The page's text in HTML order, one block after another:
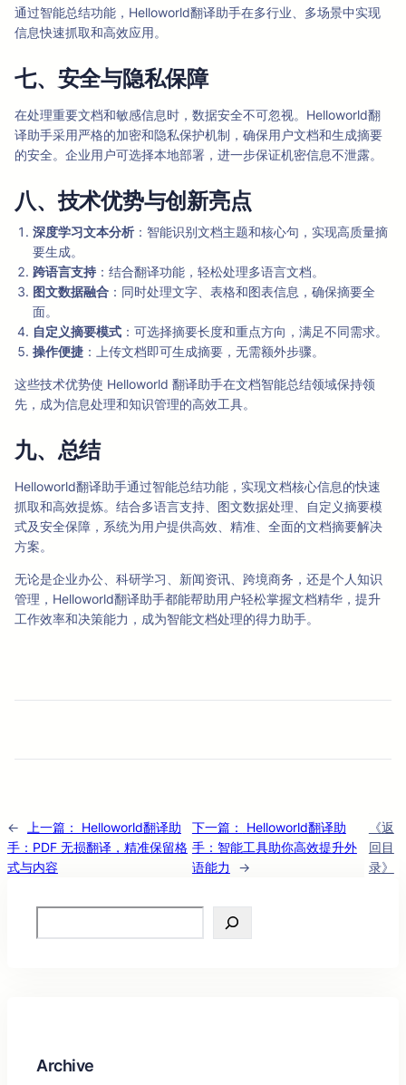
通过智能总结功能，Helloworld翻译助手在多行业、多场景中实现
信息快速抓取和高效应用。
七、安全与隐私保障
在处理重要文档和敏感信息时，数据安全不可忽视。Helloworld翻
译助手采用严格的加密和隐私保护机制，确保用户文档和生成摘要
的安全。企业用户可选择本地部署，进一步保证机密信息不泄露。
八、技术优势与创新亮点
深度学习文本分析 ：智能识别文档主题和核心句，实现高质量摘
要生成。
跨语言支持 ：结合翻译功能，轻松处理多语言文档。
图文数据融合 ：同时处理文字、表格和图表信息，确保摘要全
面。
自定义摘要模式 ：可选择摘要长度和重点方向，满足不同需求。
操作便捷 ：上传文档即可生成摘要，无需额外步骤。
这些技术优势使 Helloworld 翻译助手在文档智能总结领域保持领
先，成为信息处理和知识管理的高效工具。
九、总结
Helloworld翻译助手通过智能总结功能，实现文档核心信息的快速
抓取和高效提炼。结合多语言支持、图文数据处理、自定义摘要模
式及安全保障，系统为用户提供高效、精准、全面的文档摘要解决
方案。
无论是企业办公、科研学习、新闻资讯、跨境商务，还是个人知识
管理，Helloworld翻译助手都能帮助用户轻松掌握文档精华，提升
工作效率和决策能力，成为智能文档处理的得力助手。
← 上一篇：
Helloworld翻译助
手：PDF 无损翻译，精准保留格
式与内容
下一篇：
Helloworld翻译助
手：智能工具助你高效提升外
语能力
→
《返
回目
录》
Archive